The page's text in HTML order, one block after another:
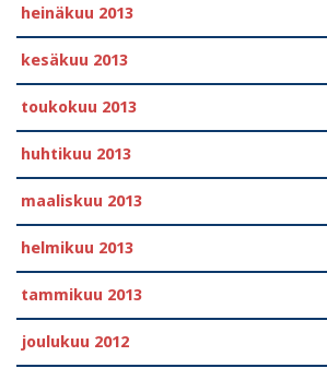
heinäkuu 2013
kesäkuu 2013
toukokuu 2013
huhtikuu 2013
maaliskuu 2013
helmikuu 2013
tammikuu 2013
joulukuu 2012